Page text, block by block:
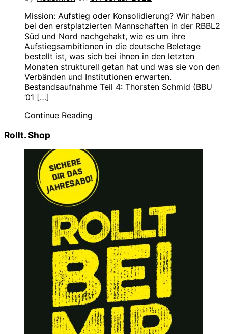
Mission: Aufstieg oder Konsolidierung? Wir haben
bei den erstplatzierten Mannschaften in der RBBL2
Süd und Nord nachgehakt, wie es um ihre
Aufstiegsambitionen in die deutsche Beletage
bestellt ist, was sich bei ihnen in den letzten
Monaten strukturell getan hat und was sie von den
Verbänden und Institutionen erwarten.
Bestandsaufnahme Teil 4: Thorsten Schmid (BBU
’01 […]
Continue Reading
Rollt. Shop